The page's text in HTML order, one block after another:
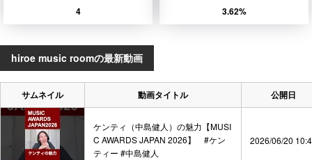
4 3.62%
hiroe music roomの最新動画
サムネイル 動画タイトル 公開日
ケンティ（中島健人）の魅力【MUSI
C AWARDS JAPAN 2026】 #ケン
ティー #中島健人
2026/06/20